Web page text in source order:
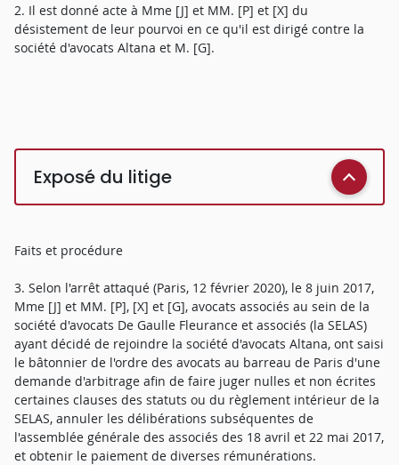
2. Il est donné acte à Mme [J] et MM. [P] et [X] du
désistement de leur pourvoi en ce qu'il est dirigé contre la
société d'avocats Altana et M. [G].
Exposé du litige
Faits et procédure
3. Selon l'arrêt attaqué (Paris, 12 février 2020), le 8 juin 2017,
Mme [J] et MM. [P], [X] et [G], avocats associés au sein de la
société d'avocats De Gaulle Fleurance et associés (la SELAS)
ayant décidé de rejoindre la société d'avocats Altana, ont saisi
le bâtonnier de l'ordre des avocats au barreau de Paris d'une
demande d'arbitrage afin de faire juger nulles et non écrites
certaines clauses des statuts ou du règlement intérieur de la
SELAS, annuler les délibérations subséquentes de
l'assemblée générale des associés des 18 avril et 22 mai 2017,
et obtenir le paiement de diverses rémunérations.